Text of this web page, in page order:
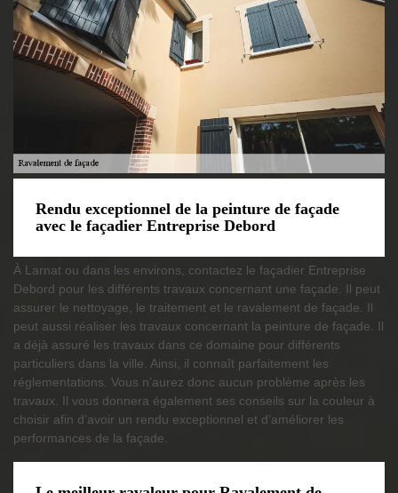
Rendu exceptionnel de la peinture de façade
avec le façadier Entreprise Debord
À Larnat ou dans les environs, contactez le façadier Entreprise
Debord pour les différents travaux concernant une façade. Il peut
assurer le nettoyage, le traitement et le ravalement de façade. Il
peut aussi réaliser les travaux concernant la peinture de façade. Il
a déjà assuré les travaux dans ce domaine pour différents
particuliers dans la ville. Ainsi, il connaît parfaitement les
réglementations. Vous n’aurez donc aucun problème après les
travaux. Il vous donnera également ses conseils sur la couleur à
choisir afin d’avoir un rendu exceptionnel et d’améliorer les
performances de la façade.